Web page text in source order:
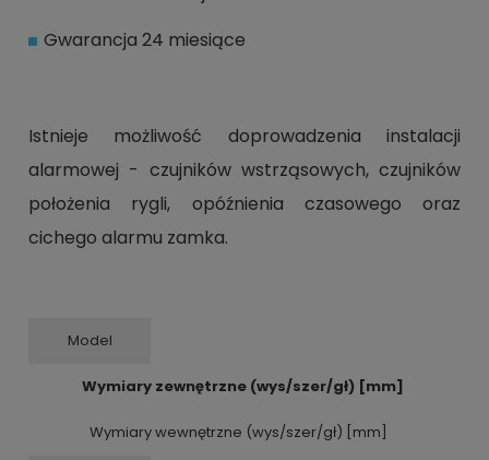
Gwarancja 24 miesiące
Istnieje możliwość doprowadzenia instalacji
alarmowej - czujników wstrząsowych, czujników
położenia rygli, opóźnienia czasowego oraz
cichego alarmu zamka.
Model
Wymiary zewnętrzne (wys/szer/gł) [mm]
Wymiary wewnętrzne (wys/szer/gł) [mm]